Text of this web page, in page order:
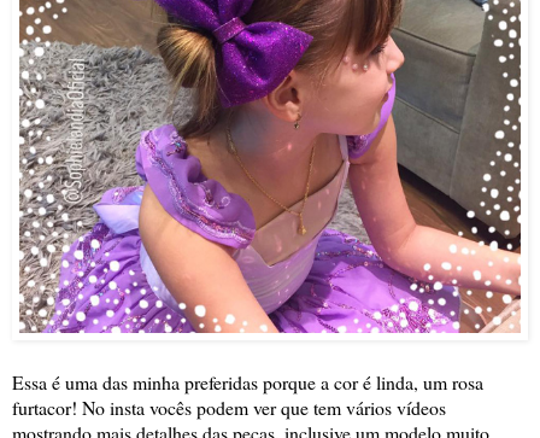
Essa é uma das minha preferidas porque a cor é linda, um rosa
furtacor! No insta vocês podem ver que tem vários vídeos
mostrando mais detalhes das peças, inclusive um modelo muito